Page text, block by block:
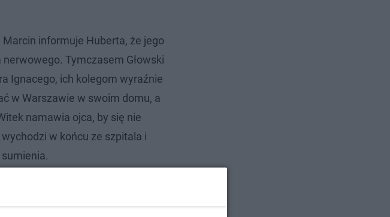
Marcin informuje Huberta, że jego
Tymczasem Głowski
Ignacego, ich kolegom wyraźnie
w Warszawie w swoim domu, a
namawia ojca, by się nie
w końcu ze szpitala i